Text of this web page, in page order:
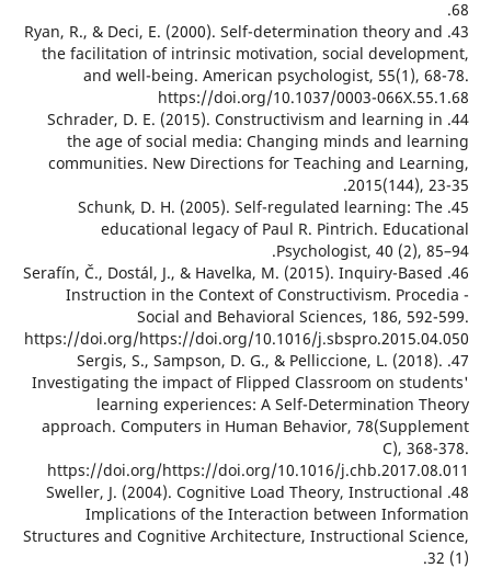
43. Ryan, R., & Deci, E. (2000). Self-determination theory
the facilitation of intrinsic motivation, social
and well-being. American psychologist, 55(1),
https://doi.org/10.1037/0003-
44. Schrader, D. E. (2015). Constructivism and
the age of social media: Changing minds and
communities. New Directions for Teaching and
45. Schunk, D. H. (2005). Self-regulated learning:
educational legacy of Paul R. Pintrich.
Psychologist, 40 (2),
46. Serafín, Č., Dostál, J., & Havelka, M. (2015). Inquiry-
Instruction in the Context of Constructivism.
Social and Behavioral Sciences, 186,
https://doi.org/https://doi.org/10.1016/
47. Sergis, S., Sampson, D. G., & Pelliccione, L.
Investigating the impact of Flipped Classroom on
learning experiences: A Self-Determination
approach. Computers in Human Behavior,
C),
https://doi.org/https://doi.org/10.1016/
48. Sweller, J. (2004). Cognitive Load Theory,
Implications of the Interaction between
Structures and Cognitive Architecture, Instructional